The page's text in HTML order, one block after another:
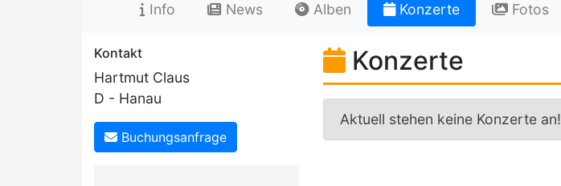
Info News Alben Konzerte Fotos
Kontakt
Hartmut Claus
D - Hanau
Buchungsanfrage
Konzerte
Aktuell stehen keine Konzerte an!